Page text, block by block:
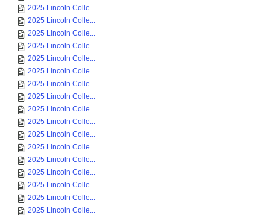
2025 Lincoln Colle...
2025 Lincoln Colle...
2025 Lincoln Colle...
2025 Lincoln Colle...
2025 Lincoln Colle...
2025 Lincoln Colle...
2025 Lincoln Colle...
2025 Lincoln Colle...
2025 Lincoln Colle...
2025 Lincoln Colle...
2025 Lincoln Colle...
2025 Lincoln Colle...
2025 Lincoln Colle...
2025 Lincoln Colle...
2025 Lincoln Colle...
2025 Lincoln Colle...
2025 Lincoln Colle...